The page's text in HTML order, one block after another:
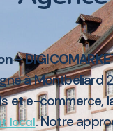
–
à
et e-commerce,
local. Notre